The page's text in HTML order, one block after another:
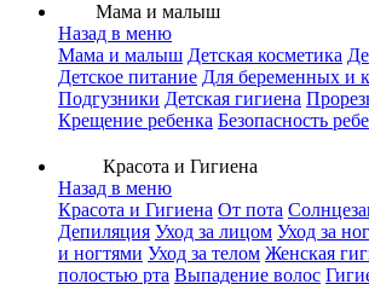
Мама и малыш
Назад в меню
Мама и малыш Детская косметика
Детское питание Для беременных и
Подгузники Детская гигиена
Крещение ребенка Безопасность
Красота и Гигиена
Назад в меню
Красота и Гигиена От пота
Депиляция Уход за лицом Уход за
и ногтями Уход за телом Женская
полостью рта Выпадение волос